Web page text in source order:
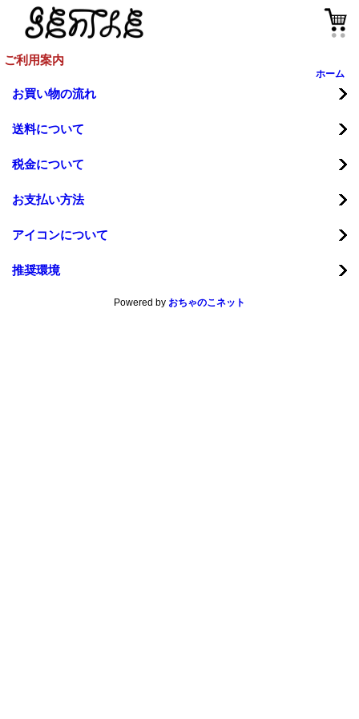
ご利用案内
ホーム
お買い物の流れ
送料について
税金について
お支払い方法
アイコンについて
推奨環境
Powered by おちゃのこネット